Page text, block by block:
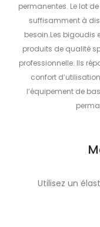
permanentes. Le lot
suffisamment à
besoin.Les bigoudis
produits de qualité
professionnelle. Ils
confort
l’équipement de
Utilisez un